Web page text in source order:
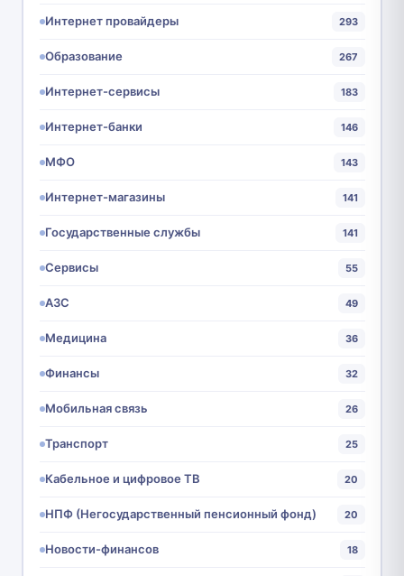
Интернет провайдеры 293
Образование 267
Интернет-сервисы 183
Интернет-банки 146
МФО 143
Интернет-магазины 141
Государственные службы 141
Сервисы 55
АЗС 49
Медицина 36
Финансы 32
Мобильная связь 26
Транспорт 25
Кабельное и цифровое ТВ 20
НПФ (Негосударственный пенсионный фонд) 20
Новости-финансов 18